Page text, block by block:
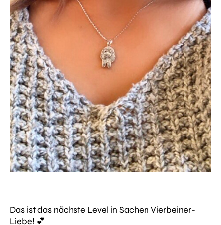
Das ist das nächste Level in Sachen Vierbeiner-
Liebe! 💕